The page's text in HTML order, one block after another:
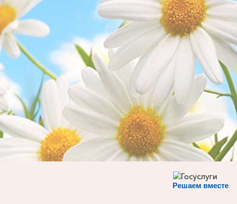
Решаем вместе